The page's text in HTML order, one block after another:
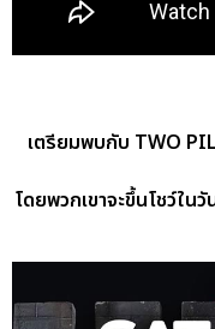
เตรียมพบกับ TWO
โดยพวกเขาจะขึ้นโชว์ใ